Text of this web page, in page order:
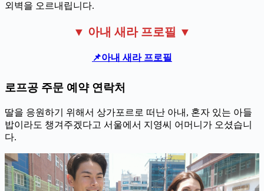
외벽을 오르내립니다.
▼ 아내 새라 프로필 ▼
📌아내 새라 프로필
로프공 주문 예약 연락처
딸을 응원하기 위해서 상가포르로 떠난 아내, 혼자 있는 아들
밥이라도 챙겨주겠다고 서울에서 지영씨 어머니가 오셨습니
다.